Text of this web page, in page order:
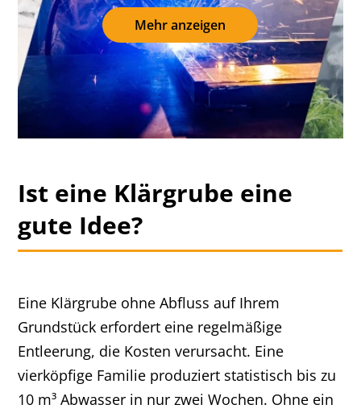
Mehr anzeigen
Ist eine Klärgrube eine
gute Idee?
Eine Klärgrube ohne Abfluss auf Ihrem
Grundstück erfordert eine regelmäßige
Entleerung, die Kosten verursacht. Eine
vierköpfige Familie produziert statistisch bis zu
10 m³ Abwasser in nur zwei Wochen. Ohne ein